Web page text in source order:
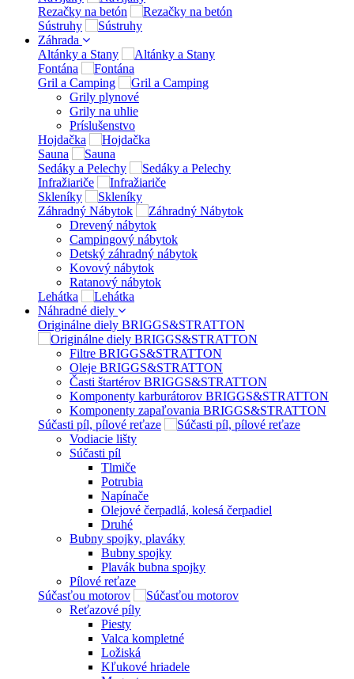
Rezačky na betón
Sústruhy
Záhrada
Altánky a Stany
Fontána
Gril a Camping
Grily plynové
Grily na uhlie
Príslušenstvo
Hojdačka
Sauna
Sedáky a Pelechy
Infražiariče
Skleníky
Záhradný Nábytok
Drevený nábytok
Campingový nábytok
Detský záhradný nábytok
Kovový nábytok
Ratanový nábytok
Lehátka
Náhradné diely
Originálne diely BRIGGS&STRATTON
Filtre BRIGGS&STRATTON
Oleje BRIGGS&STRATTON
Časti štartérov BRIGGS&STRATTON
Komponenty karburátorov BRIGGS&STRATTON
Komponenty zapaľovania BRIGGS&STRATTON
Súčasti píl, pílové reťaze
Vodiacie lišty
Súčasti píl
Tlmiče
Potrubia
Napínače
Olejové čerpadlá, kolesá čerpadiel
Druhé
Bubny spojky, plaváky
Bubny spojky
Plavák bubna spojky
Pílové reťaze
Súčasťou motorov
Reťazové píly
Piesty
Valca kompletné
Ložiská
Kľukové hriadele